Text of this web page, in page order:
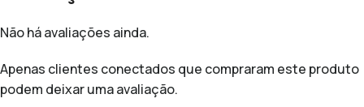
Não há avaliações ainda.
Apenas clientes conectados que compraram este produto
podem deixar uma avaliação.